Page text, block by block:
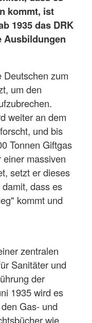
kommt, ist
1935 das DRK
Ausbildungen
Deutschen zum
um den
weiter an dem
und bis
Tonnen Giftgas
massiven
setzt er dieses
dass es
kommt und
zentralen
Sanitäter und
der
1935 wird es
Gas- und
wie